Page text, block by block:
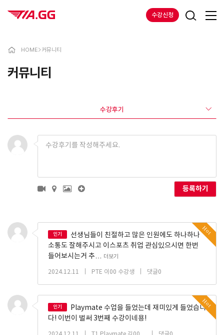
수강신청
HOME>커뮤니티
커뮤니티
수강후기
등록하기
Hot
인기
선생님들이 친절하고 많은 인원에도 하나하나
소통도 잘해주시고 이스포츠 취업 관심있으시면 한번
들어보시는거 추… 더보기
2024.12.11 PTE 이00 수강생 댓글0
Hot
인기
Playmate 수업을 들었는데 재미있게 들었습니
다! 이번이 벌써 3번째 수강이네용!